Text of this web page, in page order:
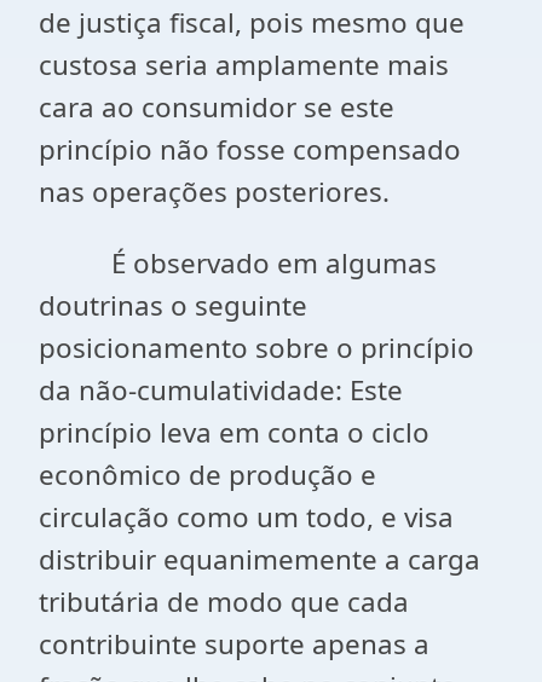
de justiça fiscal, pois mesmo que
custosa seria amplamente mais
cara ao consumidor se este
princípio não fosse compensado
nas operações posteriores.
É observado em algumas
doutrinas o seguinte
posicionamento sobre o princípio
da não-cumulatividade: Este
princípio leva em conta o ciclo
econômico de produção e
circulação como um todo, e visa
distribuir equanimemente a carga
tributária de modo que cada
contribuinte suporte apenas a